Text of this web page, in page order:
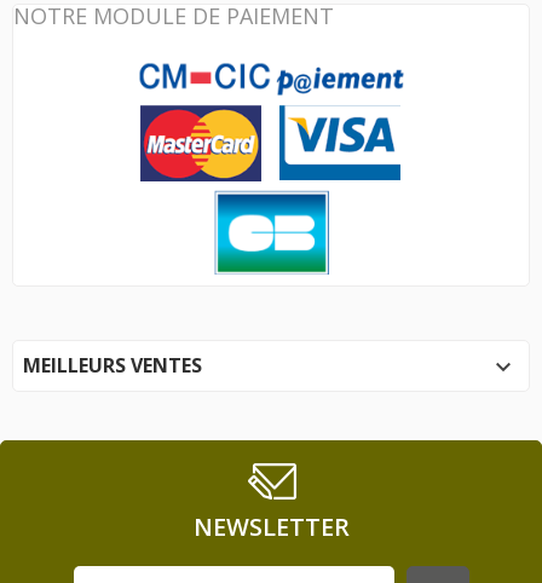
NOTRE MODULE DE PAIEMENT
MEILLEURS VENTES 
NEWSLETTER